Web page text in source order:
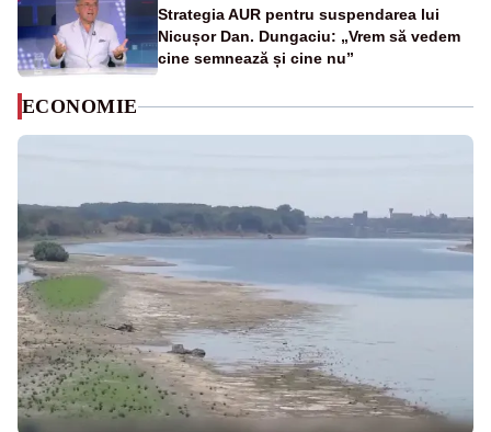
Strategia AUR pentru suspendarea lui
Nicușor Dan. Dungaciu: „Vrem să vedem
cine semnează și cine nu”
ECONOMIE